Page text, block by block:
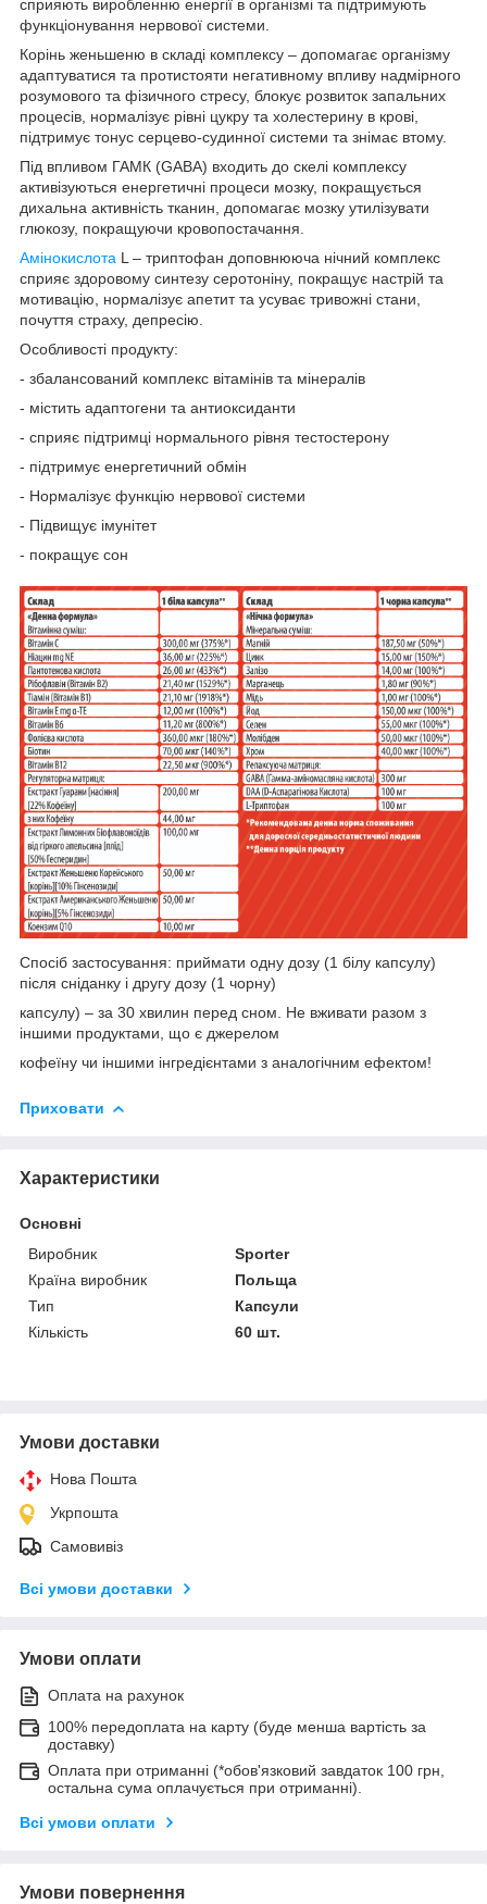
сприяють виробленню енергії в організмі та підтримують
функціонування нервової системи.
Корінь женьшеню в складі комплексу – допомагає організму
адаптуватися та протистояти негативному впливу надмірного
розумового та фізичного стресу, блокує розвиток запальних
процесів, нормалізує рівні цукру та холестерину в крові,
підтримує тонус серцево-судинної системи та знімає втому.
Під впливом ГАМК (GABA) входить до скелі комплексу
активізуються енергетичні процеси мозку, покращується
дихальна активність тканин, допомагає мозку утилізувати
глюкозу, покращуючи кровопостачання.
Амінокислота L – триптофан доповнююча нічний комплекс
сприяє здоровому синтезу серотоніну, покращує настрій та
мотивацію, нормалізує апетит та усуває тривожні стани,
почуття страху, депресію.
Особливості продукту:
- збалансований комплекс вітамінів та мінералів
- містить адаптогени та антиоксиданти
- сприяє підтримці нормального рівня тестостерону
- підтримує енергетичний обмін
- Нормалізує функцію нервової системи
- Підвищує імунітет
- покращує сон
Спосіб застосування: приймати одну дозу (1 білу капсулу)
після сніданку і другу дозу (1 чорну)
капсулу) – за 30 хвилин перед сном. Не вживати разом з
іншими продуктами, що є джерелом
кофеїну чи іншими інгредієнтами з аналогічним ефектом!
Приховати
Характеристики
Основні
Виробник
Sporter
Країна виробник
Польща
Тип
Капсули
Кількість
60 шт.
Умови доставки
Нова Пошта
Укрпошта
Самовивіз
Всі умови доставки
Умови оплати
Оплата на рахунок
100% передоплата на карту (буде менша вартість за
доставку)
Оплата при отриманні (*обов'язковий завдаток 100 грн,
остальна сума оплачується при отриманні).
Всі умови оплати
Умови повернення